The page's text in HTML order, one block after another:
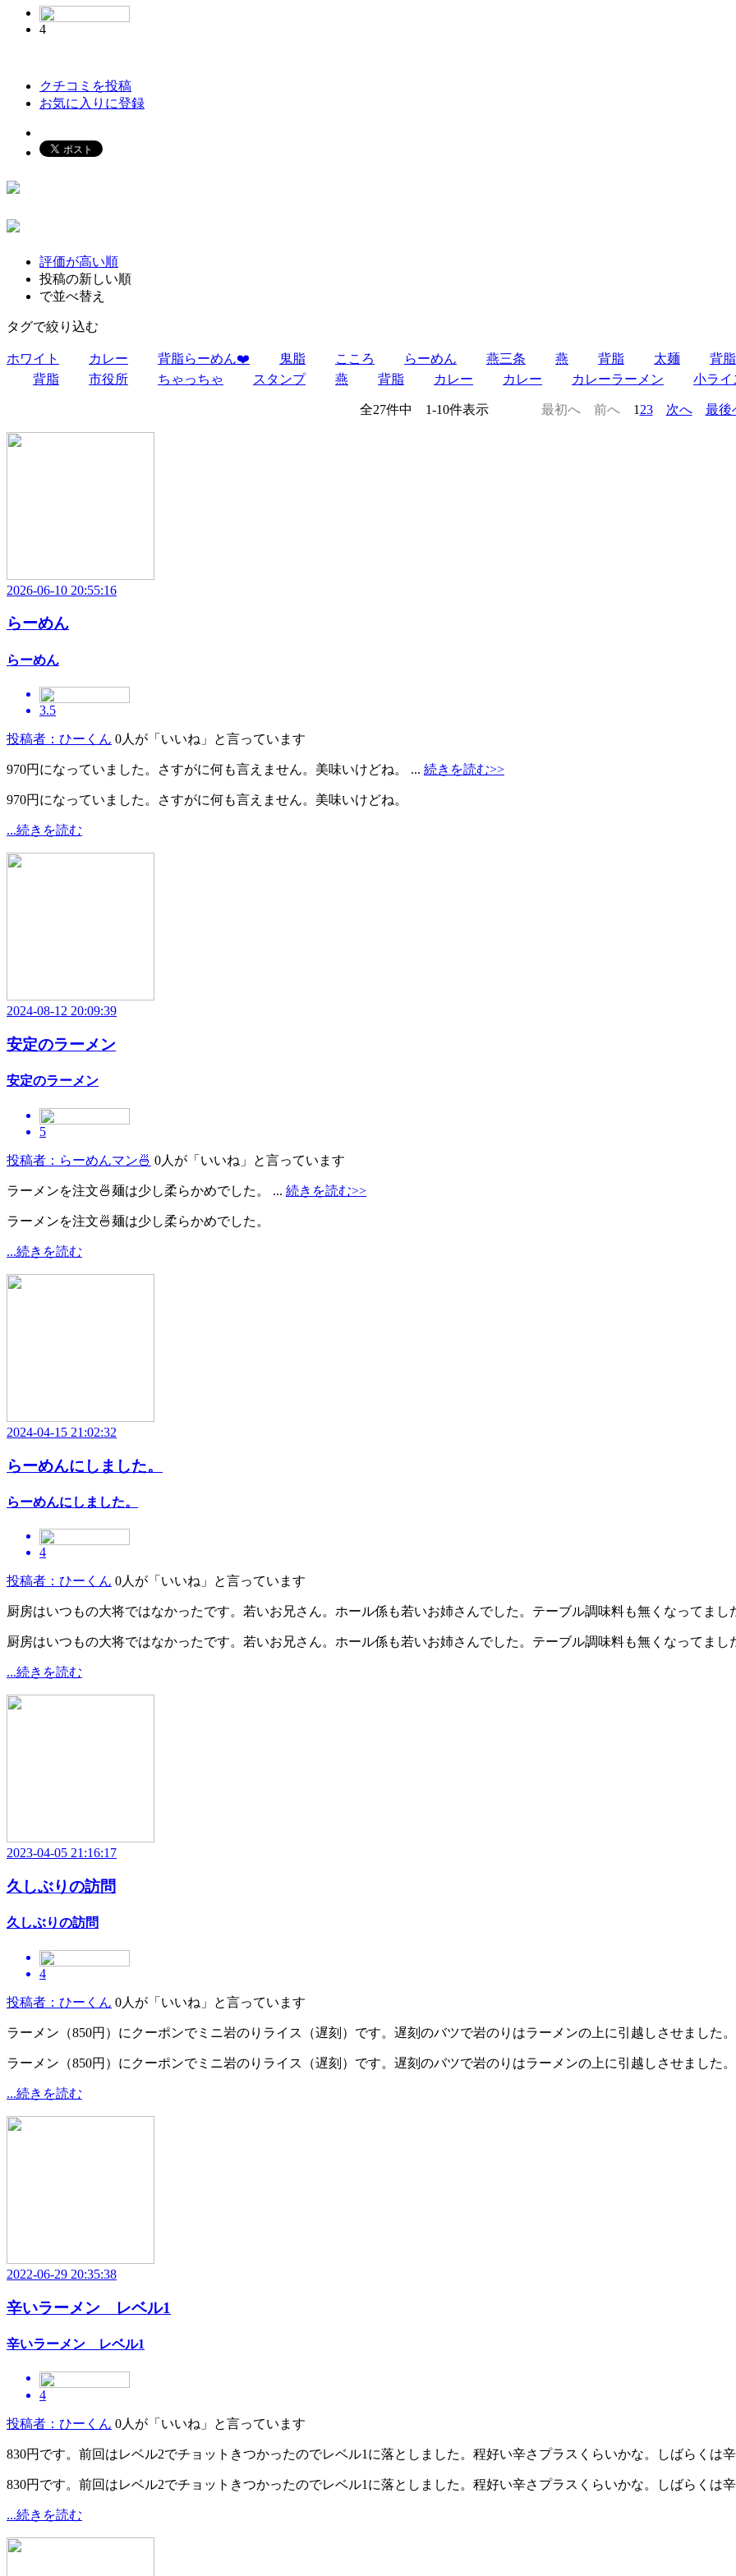
4
クチコミを投稿
お気に入りに登録
評価が高い順
投稿の新しい順
で並べ替え
タグで絞り込む
ホワイト カレー 背脂らーめん❤️ 鬼脂 こころ らーめん 燕三条 燕 背脂 太麺 背脂
背脂
市役所 ちゃっちゃ スタンプ 燕 背脂 カレー カレー カレーラーメン 小ライ
全27件中 1-10件表示 最初へ 前へ 1 23 次へ 最後
2026-06-10 20:55:16
らーめん
らーめん
3.5
投稿者：ひーくん 0人が「いいね」と言っています
970円になっていました。さすがに何も言えません。美味いけどね。 ... 続きを読む>>
970円になっていました。さすがに何も言えません。美味いけどね。
...続きを読む
2024-08-12 20:09:39
安定のラーメン
安定のラーメン
5
投稿者：らーめんマン🍜 0人が「いいね」と言っています
ラーメンを注文🍜麺は少し柔らかめでした。 ... 続きを読む>>
ラーメンを注文🍜麺は少し柔らかめでした。
...続きを読む
2024-04-15 21:02:32
らーめんにしました。
らーめんにしました。
4
投稿者：ひーくん 0人が「いいね」と言っています
厨房はいつもの大将ではなかったです。若いお兄さん。ホール係も若いお姉さんでした。テーブル調味料も無くなってまし
厨房はいつもの大将ではなかったです。若いお兄さん。ホール係も若いお姉さんでした。テーブル調味料も無くなってまし
...続きを読む
2023-04-05 21:16:17
久しぶりの訪問
久しぶりの訪問
4
投稿者：ひーくん 0人が「いいね」と言っています
ラーメン（850円）にクーポンでミニ岩のりライス（遅刻）です。遅刻のバツで岩のりはラーメンの上に引越しさせました
ラーメン（850円）にクーポンでミニ岩のりライス（遅刻）です。遅刻のバツで岩のりはラーメンの上に引越しさせました
...続きを読む
2022-06-29 20:35:38
辛いラーメン レベル1
辛いラーメン レベル1
4
投稿者：ひーくん 0人が「いいね」と言っています
830円です。前回はレベル2でチョットきつかったのでレベル1に落としました。程好い辛さプラスくらいかな。しばらくは
830円です。前回はレベル2でチョットきつかったのでレベル1に落としました。程好い辛さプラスくらいかな。しばらくは辛
...続きを読む